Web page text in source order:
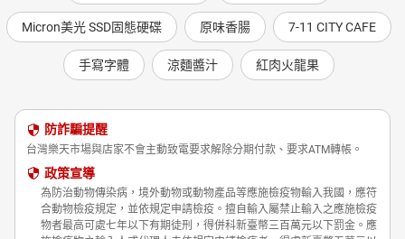
Micron美光 SSD固態硬碟 原味香腸 7-11 CITY CAFE
手寫字體 涼麵醬汁 紅肉火龍果
防詐騙提醒
台灣樂天市場與店家不會主動致電要求解除分期付款、要求ATM轉帳。
政策宣導
為防治動物傳染病，境外動物或動物產品等應施檢疫物輸入我國，應符
合動物檢疫規定，並依規定申請檢疫。擅自輸入屬禁止輸入之應施檢疫
物者最高可處七年以下有期徒刑，得併科新臺幣三百萬元以下罰金。應